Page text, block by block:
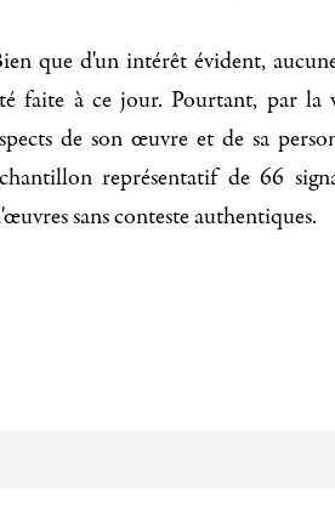
que d'un intérêt évident,
faite à ce jour. Pourtant, par la
de son œuvre et de sa
représentatif de 66
sans conteste authentiques.